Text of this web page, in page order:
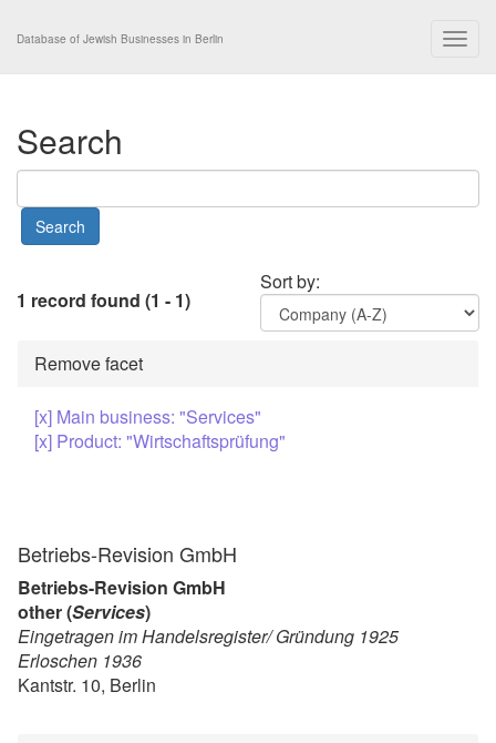
Database of Jewish Businesses in Berlin
Search
Sort by:
1 record found (1 - 1)
Remove facet
[x] Main business: "Services"
[x] Product: "Wirtschaftsprüfung"
Betriebs-Revision GmbH
Betriebs-Revision GmbH
other (Services)
Eingetragen im Handelsregister/ Gründung 1925
Erloschen 1936
Kantstr. 10, Berlin